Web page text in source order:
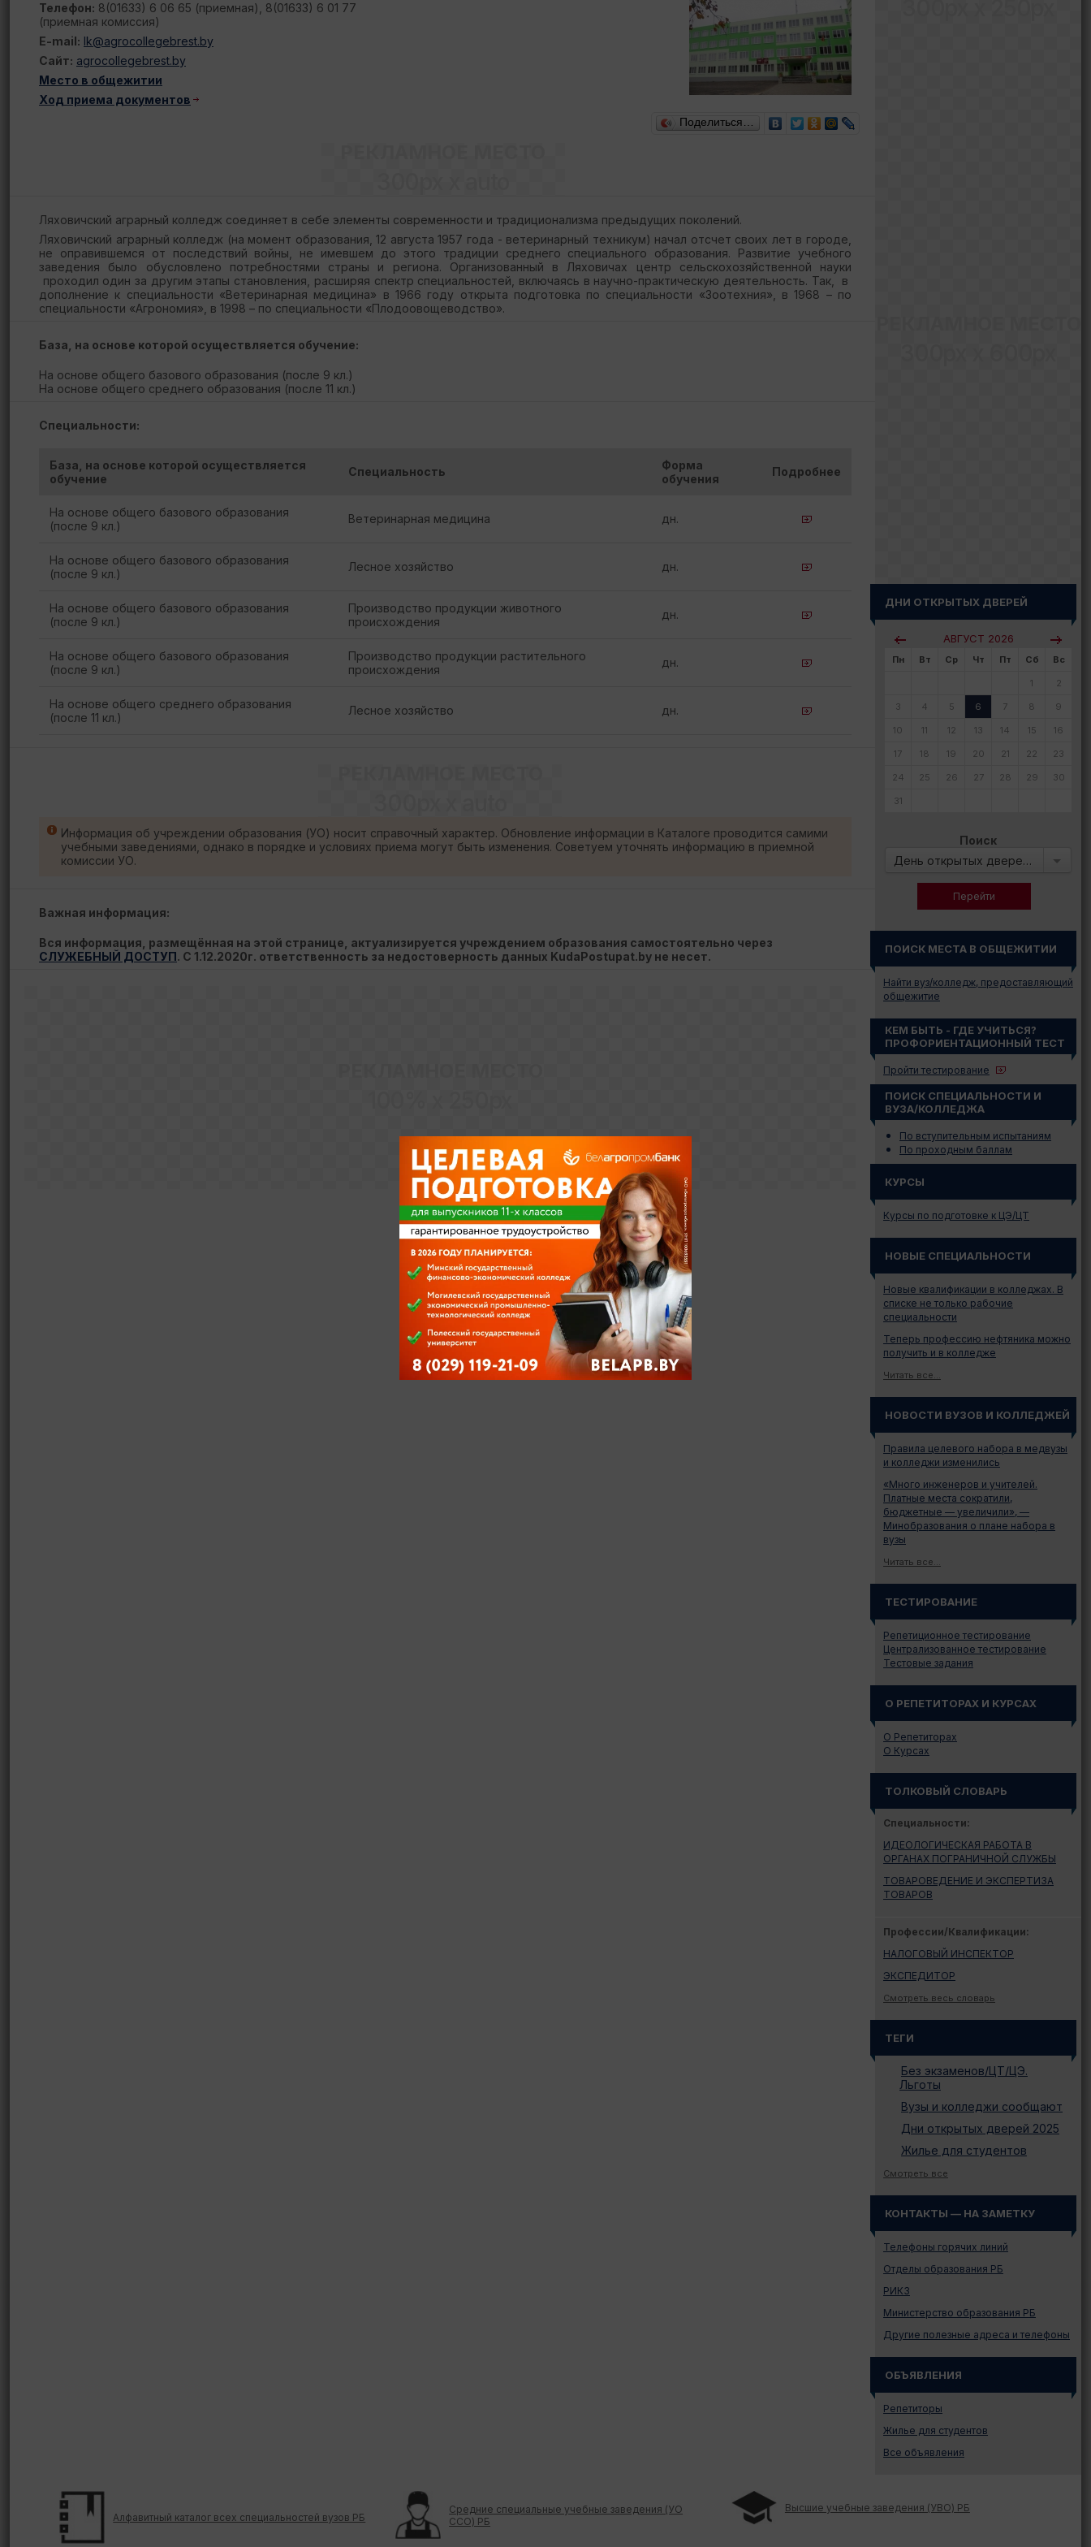
Телефон: 8(01633) 6 06 65 (приемная), 8(01633) 6 01 77
(приемная комиссия)
E-mail: lk@agrocollegebrest.by
Сайт: agrocollegebrest.by
Место в общежитии
Ход приема документов
Поделиться…
Ляховичский аграрный колледж соединяет в себе элементы современности и традиционализма предыдущих поколений.
Ляховичский аграрный колледж (на момент образования, 12 августа 1957 года - ветеринарный техникум) начал отсчет своих лет в городе,
не оправившемся от последствий войны, не имевшем до этого традиции среднего специального образования. Развитие учебного
заведения было обусловлено потребностями страны и региона. Организованный в Ляховичах центр сельскохозяйственной науки
проходил один за другим этапы становления, расширяя спектр специальностей, включаясь в научно-практическую деятельность. Так, в
дополнение к специальности «Ветеринарная медицина» в 1966 году открыта подготовка по специальности «Зоотехния», в 1968 – по
специальности «Агрономия», в 1998 – по специальности «Плодоовощеводство».
База, на основе которой осуществляется обучение:
На основе общего базового образования (после 9 кл.)
На основе общего среднего образования (после 11 кл.)
Специальности:
База, на основе которой осуществляется
обучение
Специальность
Форма
обучения
Подробнее
На основе общего базового образования
(после 9 кл.)
Ветеринарная медицина дн.
На основе общего базового образования
(после 9 кл.)
Лесное хозяйство дн.
На основе общего базового образования
(после 9 кл.)
Производство продукции животного
происхождения
дн.
На основе общего базового образования
(после 9 кл.)
Производство продукции растительного
происхождения
дн.
На основе общего среднего образования
(после 11 кл.)
Лесное хозяйство дн.
Информация об учреждении образования (УО) носит справочный характер. Обновление информации в Каталоге проводится самими
учебными заведениями, однако в порядке и условиях приема могут быть изменения. Советуем уточнять информацию в приемной
комиссии УО.
Важная информация:
Вся информация, размещённая на этой странице, актуализируется учреждением образования самостоятельно через
СЛУЖЕБНЫЙ ДОСТУП. С 1.12.2020г. ответственность за недостоверность данных KudaPostupat.by не несет.
ДНИ ОТКРЫТЫХ ДВЕРЕЙ
АВГУСТ 2026
Пн Вт Ср Чт Пт Сб Вс
1 2
3 4 5 6 7 8 9
10 11 12 13 14 15 16
17 18 19 20 21 22 23
24 25 26 27 28 29 30
31
Поиск
День открытых дверей в:
ПОИСК МЕСТА В ОБЩЕЖИТИИ
Найти вуз/колледж, предоставляющий
общежитие
КЕМ БЫТЬ - ГДЕ УЧИТЬСЯ?
ПРОФОРИЕНТАЦИОННЫЙ ТЕСТ
Пройти тестирование
ПОИСК СПЕЦИАЛЬНОСТИ И
ВУЗА/КОЛЛЕДЖА
По вступительным испытаниям
По проходным баллам
КУРСЫ
Курсы по подготовке к ЦЭ/ЦТ
НОВЫЕ СПЕЦИАЛЬНОСТИ
Новые квалификации в колледжах. В
списке не только рабочие
специальности
Теперь профессию нефтяника можно
получить и в колледже
Читать все...
НОВОСТИ ВУЗОВ И КОЛЛЕДЖЕЙ
Правила целевого набора в медвузы
и колледжи изменились
«Много инженеров и учителей.
Платные места сократили,
бюджетные — увеличили», —
Минобразования о плане набора в
вузы
Читать все...
ТЕСТИРОВАНИЕ
Репетиционное тестирование
Централизованное тестирование
Тестовые задания
О РЕПЕТИТОРАХ И КУРСАХ
О Репетиторах
О Курсах
ТОЛКОВЫЙ СЛОВАРЬ
Специальности:
ИДЕОЛОГИЧЕСКАЯ РАБОТА В
ОРГАНАХ ПОГРАНИЧНОЙ СЛУЖБЫ
ТОВАРОВЕДЕНИЕ И ЭКСПЕРТИЗА
ТОВАРОВ
Профессии/Квалификации:
НАЛОГОВЫЙ ИНСПЕКТОР
ЭКСПЕДИТОР
Смотреть весь словарь
ТЕГИ
Без экзаменов/ЦТ/ЦЭ.
Льготы
Вузы и колледжи сообщают
Дни открытых дверей 2025
Жилье для студентов
Законодательство
Иностранному абитуриенту
Куда поступать на твою
специальность?
Куда поступать? — Это надо
знать!
Новости образования и не
Подготовительные курсы
Подготовка к ЦЭ и ЦТ.
Репетиторы
Поступление в вузы
Проходные баллы в вузах
Беларуси
Репетиционное
Смотреть все
КОНТАКТЫ — НА ЗАМЕТКУ
Телефоны горячих линий
Отделы образования РБ
РИКЗ
Министерство образования РБ
Другие полезные адреса и телефоны
ОБЪЯВЛЕНИЯ
Репетиторы
Жилье для студентов
Все объявления
Алфавитный каталог всех специальностей вузов РБ
Средние специальные учебные заведения (УО
ССО) РБ
Высшие учебные заведения (УВО) РБ